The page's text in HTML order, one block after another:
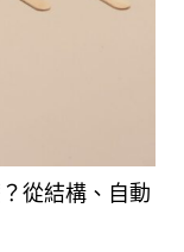
從結構、自動